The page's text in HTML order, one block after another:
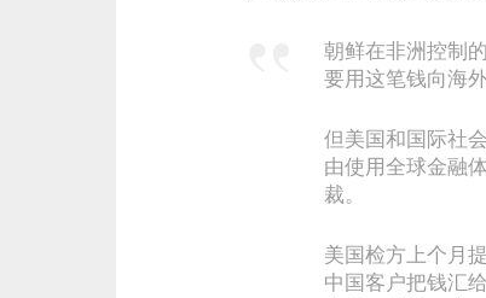
朝鲜在非洲控制
要用这笔钱向海
但美国和国际社
由使用全球金融
裁。
美国检方上个月
中国客户把钱汇